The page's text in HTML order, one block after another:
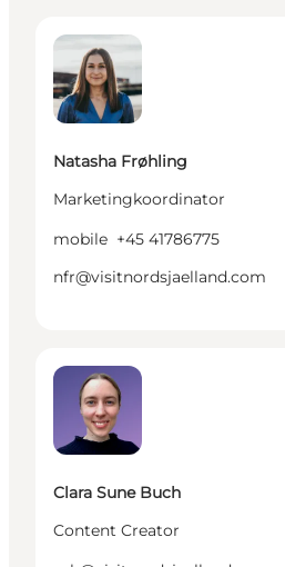
Natasha Frøhling
Marketingkoordinator
mobile +45 41786775
nfr@visitnordsjaelland.com
Clara Sune Buch
Content Creator